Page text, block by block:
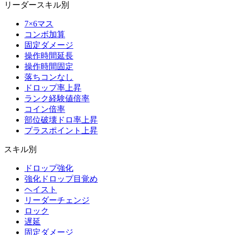
リーダースキル別
7×6マス
コンボ加算
固定ダメージ
操作時間延長
操作時間固定
落ちコンなし
ドロップ率上昇
ランク経験値倍率
コイン倍率
部位破壊ドロ率上昇
プラスポイント上昇
スキル別
ドロップ強化
強化ドロップ目覚め
ヘイスト
リーダーチェンジ
ロック
遅延
固定ダメージ